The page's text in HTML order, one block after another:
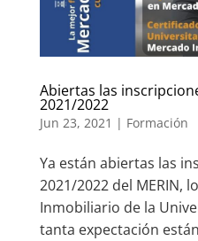
Abiertas las
2021/2022
Jun 23, 2021 | Formación
Ya están abiertas las
2021/2022 del MERIN,
Inmobiliario de la
tanta expectación